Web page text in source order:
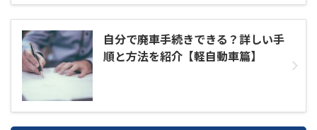
自分で廃車手続きできる？詳しい手
順と方法を紹介【軽自動車篇】